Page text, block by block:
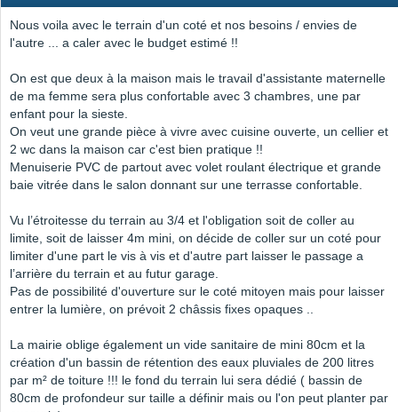
Nous voila avec le terrain d'un coté et nos besoins / envies de
l'autre ... a caler avec le budget estimé !!
On est que deux à la maison mais le travail d'assistante maternelle
de ma femme sera plus confortable avec 3 chambres, une par
enfant pour la sieste.
On veut une grande pièce à vivre avec cuisine ouverte, un cellier et
2 wc dans la maison car c'est bien pratique !!
Menuiserie PVC de partout avec volet roulant électrique et grande
baie vitrée dans le salon donnant sur une terrasse confortable.
Vu l’étroitesse du terrain au 3/4 et l'obligation soit de coller au
limite, soit de laisser 4m mini, on décide de coller sur un coté pour
limiter d'une part le vis à vis et d'autre part laisser le passage a
l’arrière du terrain et au futur garage.
Pas de possibilité d'ouverture sur le coté mitoyen mais pour laisser
entrer la lumière, on prévoit 2 châssis fixes opaques ..
La mairie oblige également un vide sanitaire de mini 80cm et la
création d'un bassin de rétention des eaux pluviales de 200 litres
par m² de toiture !!! le fond du terrain lui sera dédié ( bassin de
80cm de profondeur sur taille a définir mais ou l'on peut planter par